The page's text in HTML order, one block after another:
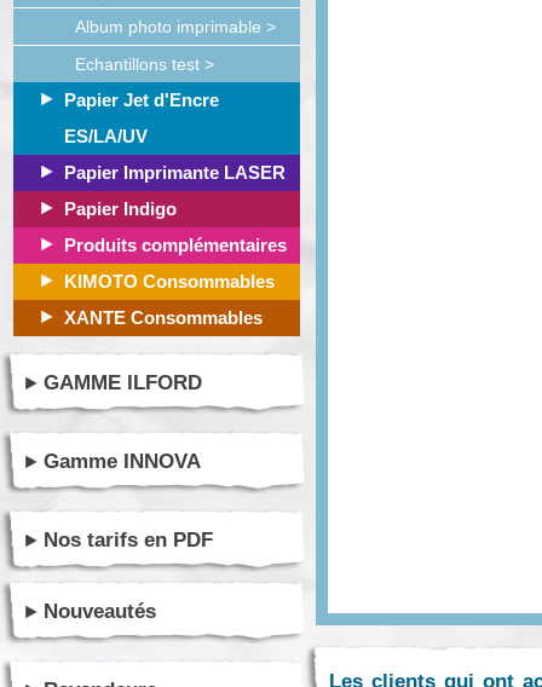
Album photo imprimable >
Echantillons test >
Papier Jet d'Encre
ES/LA/UV
Papier Imprimante LASER
Papier Indigo
Produits complémentaires
KIMOTO Consommables
XANTE Consommables
GAMME ILFORD
Gamme INNOVA
Nos tarifs en PDF
Nouveautés
Les clients qui ont